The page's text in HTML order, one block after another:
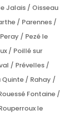
Jalais / Oisseau
/ Parennes /
/ Pezé le
/ Poillé sur
/ Prévelles /
Quinte / Rahay /
Fontaine /
le